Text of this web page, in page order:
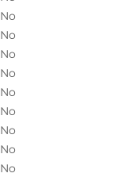
No
No
No
No
No
No
No
No
No